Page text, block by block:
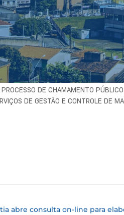
PROCESSO DE CHAMAMENTO
DE GESTÃO E CONTROLE DE